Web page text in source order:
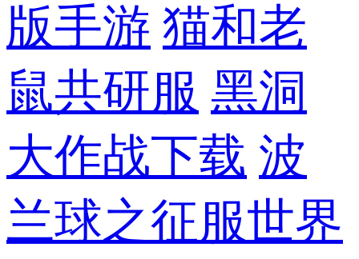
版手游 猫和老
鼠共研服 黑洞
大作战下载 波
兰球之征服世界